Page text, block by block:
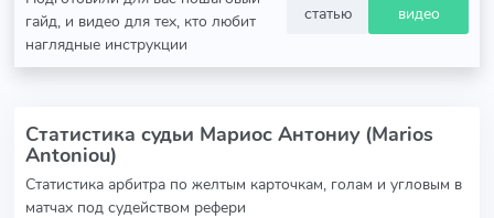
гайд, и видео для тех, кто любит
наглядные инструкции
статью
видео
Статистика судьи Мариос Антониу (Marios
Antoniou)
Статистика арбитра по желтым карточкам, голам и угловым в
матчах под судейством рефери